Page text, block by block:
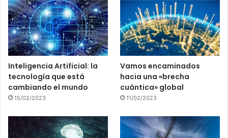
Inteligencia Artificial: la
tecnología que está
cambiando el mundo
15/02/2023
Vamos encaminados
hacia una «brecha
cuántica» global
11/02/2023